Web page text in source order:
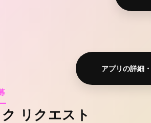
アプリの詳細
リクエスト